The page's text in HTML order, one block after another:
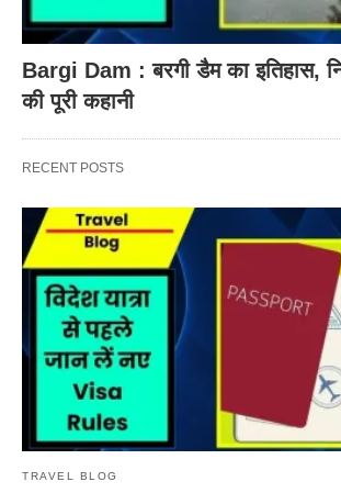
Bargi Dam : बरगी डैम का इतिहास,
की पूरी कहानी
RECENT POSTS
TRAVEL BLOG